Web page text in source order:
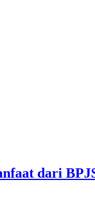
dari